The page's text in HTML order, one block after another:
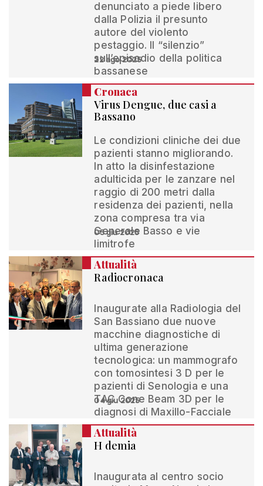
denunciato a piede libero
dalla Polizia il presunto
autore del violento
pestaggio. Il “silenzio”
sull’episodio della politica
bassanese
22 ago 2025
Cronaca
Virus Dengue, due casi a
Bassano
Le condizioni cliniche dei due
pazienti stanno migliorando.
In atto la disinfestazione
adulticida per le zanzare nel
raggio di 200 metri dalla
residenza dei pazienti, nella
zona compresa tra via
Generale Basso e vie
limitrofe
05 giu 2025
Attualità
Radiocronaca
Inaugurate alla Radiologia del
San Bassiano due nuove
macchine diagnostiche di
ultima generazione
tecnologica: un mammografo
con tomosintesi 3 D per le
pazienti di Senologia e una
TAC Cone Beam 3D per le
diagnosi di Maxillo-Facciale
04 giu 2025
Attualità
H demia
Inaugurata al centro socio